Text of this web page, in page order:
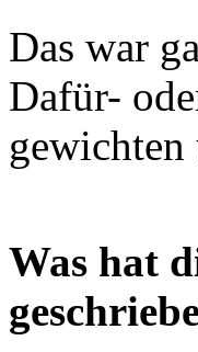
Das war
Dafür-
gewichten
Was hat